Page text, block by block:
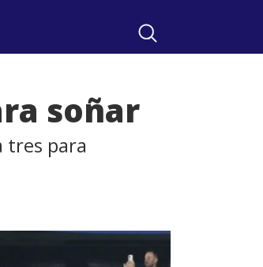
soñar
tres para